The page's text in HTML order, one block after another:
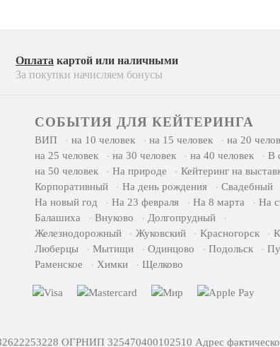
Оплата картой или наличными
За покупки начисляем бонусы
СОБЫТИЯ ДЛЯ КЕЙТЕРИНГА
ВИП на 10 человек на 15 человек
на 20
на 25 человек
на 30 человек на 40 человек
В
на 50 человек
На природе
Кейтеринг на
Корпоративный
На день рождения
Свадебный
На новый год
На 23 февраля На 8 марта
На
Балашиха
Внуково
Долгопрудный
Железнодорожный
Жуковский Красногорск
Люберцы
Мытищи Одинцово Подольск
Раменское
Химки Щелково
ОГРНИП 325470400102510 Адрес